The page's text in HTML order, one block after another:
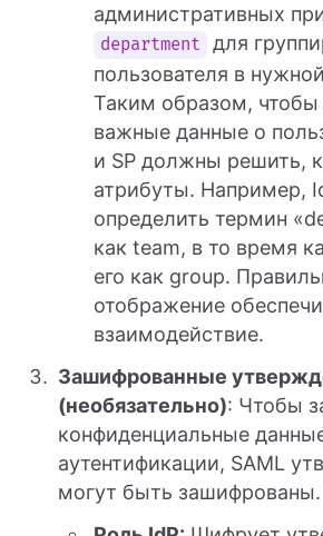
административных
department
для
пользователя в
Таким образом, чтобы
важные данные о
и SP должны решить,
атрибуты. Например,
определить термин
как team, в то время
его как group.
отображение
взаимодействие.
Зашифрованные
(необязательно): Чтобы
конфиденциальные
аутентификации, SAML
могут быть зашифрованы.